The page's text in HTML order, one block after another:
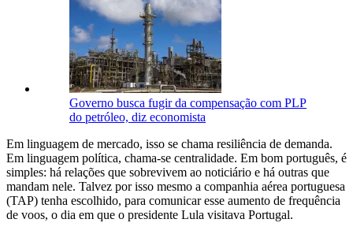
Governo busca fugir da compensação com PLP
do petróleo, diz economista
Em linguagem de mercado, isso se chama resiliência de demanda.
Em linguagem política, chama-se centralidade. Em bom português, é
simples: há relações que sobrevivem ao noticiário e há outras que
mandam nele. Talvez por isso mesmo a companhia aérea portuguesa
(TAP) tenha escolhido, para comunicar esse aumento de frequência
de voos, o dia em que o presidente Lula visitava Portugal.